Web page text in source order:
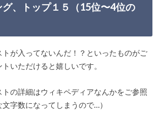
グ、トップ１５（15位〜4位の
が入ってないんだ！？といったものがご
いただけると嬉しいです。
の詳細はウィキペディアなんかをご参照
字数になってしまうので…）